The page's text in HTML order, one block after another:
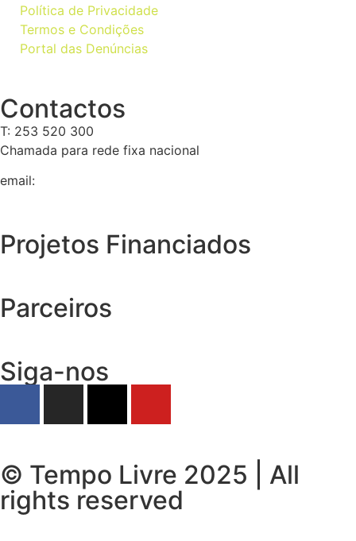
Política de Privacidade
Termos e Condições
Portal das Denúncias
Contactos
T: 253 520 300
Chamada para rede fixa nacional
email:
Projetos Financiados
Parceiros
Siga-nos
© Tempo Livre 2025 | All
rights reserved